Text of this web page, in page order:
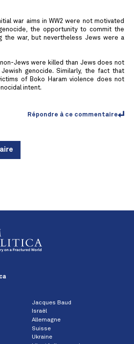
war aims in WW2 were not motivated
the opportunity to commit the
the war, but nevertheless Jews were a
Jews were killed than Jews does not
genocide. Similarly, the fact that
of Boko Haram violence does not
intent.
Répondre à ce commentaire
Jacques Baud
Israël
Allemagne
Suisse
Ukraine